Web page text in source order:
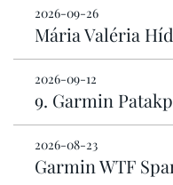
2026-09-26
Mária Valéria
2026-09-12
9. Garmin
2026-08-23
Garmin WTF